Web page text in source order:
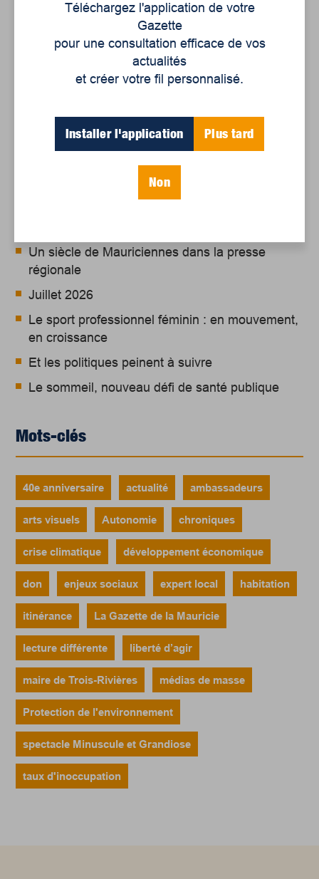
Un siècle de Mauriciennes dans la presse
régionale
Juillet 2026
Le sport professionnel féminin : en mouvement,
en croissance
Et les politiques peinent à suivre
Le sommeil, nouveau défi de santé publique
Mots-clés
40e anniversaire actualité ambassadeurs
arts visuels Autonomie chroniques
crise climatique développement économique
don enjeux sociaux expert local habitation
itinérance La Gazette de la Mauricie
lecture différente liberté d’agir
maire de Trois-Rivières médias de masse
Protection de l'environnement
spectacle Minuscule et Grandiose
taux d'inoccupation
Téléchargez l'application de votre
Gazette
pour une consultation efficace de vos
actualités
et créer votre fil personnalisé.
Installer l'application Plus tard
Non